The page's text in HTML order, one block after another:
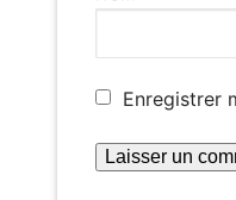
Enregistrer